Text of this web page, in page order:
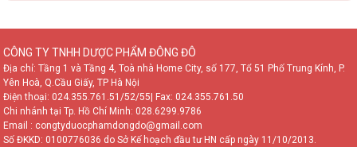
CÔNG TY TNHH DƯỢC PHẨM ĐÔNG ĐÔ
Địa chỉ: Tầng 1 và Tầng 4, Toà nhà Home City, số 177, Tổ 51 Phố Trung Kính, P.
Yên Hoà, Q.Cầu Giấy, TP Hà Nội
Điện thoại: 024.355.761.51/52/55
| Fax: 024.355.761.50
Chi nhánh tại Tp. Hồ Chí Minh: 028.6299.9786
Email : congtyduocphamdongdo@gmail.com
Số ĐKKD: 0100776036 do Sở Kế hoạch đầu tư HN cấp ngày 11/10/2013.